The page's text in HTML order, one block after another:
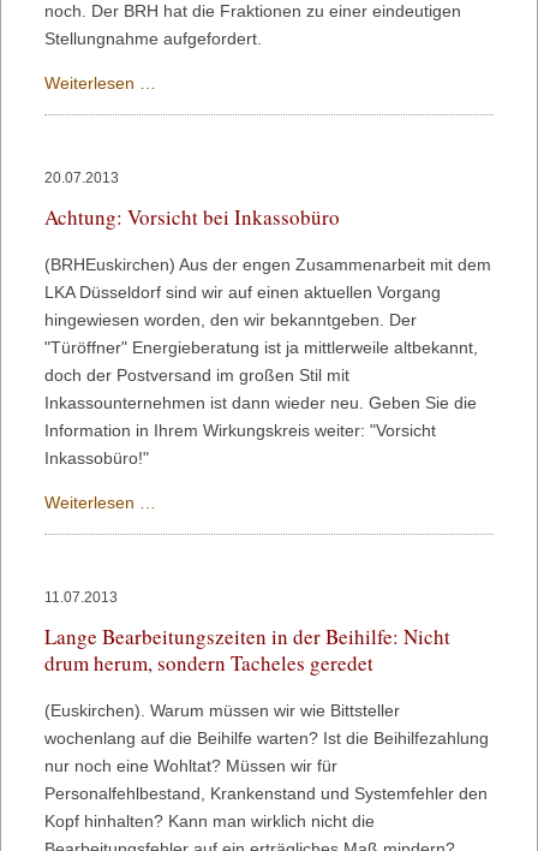
noch. Der BRH hat die Fraktionen zu einer eindeutigen
Stellungnahme aufgefordert.
Weiterlesen …
Anfängen!
20.07.2013
Achtung: Vorsicht bei Inkassobüro
(BRHEuskirchen) Aus der engen Zusammenarbeit mit dem
LKA Düsseldorf sind wir auf einen aktuellen Vorgang
hingewiesen worden, den wir bekanntgeben. Der
"Türöffner" Energieberatung ist ja mittlerweile altbekannt,
doch der Postversand im großen Stil mit
Inkassounternehmen ist dann wieder neu. Geben Sie die
Information in Ihrem Wirkungskreis weiter: "Vorsicht
Inkassobüro!"
Weiterlesen …
11.07.2013
Lange Bearbeitungszeiten in der Beihilfe: Nicht
drum herum, sondern Tacheles geredet
(Euskirchen). Warum müssen wir wie Bittsteller
wochenlang auf die Beihilfe warten? Ist die Beihilfezahlung
nur noch eine Wohltat? Müssen wir für
Personalfehlbestand, Krankenstand und Systemfehler den
Kopf hinhalten? Kann man wirklich nicht die